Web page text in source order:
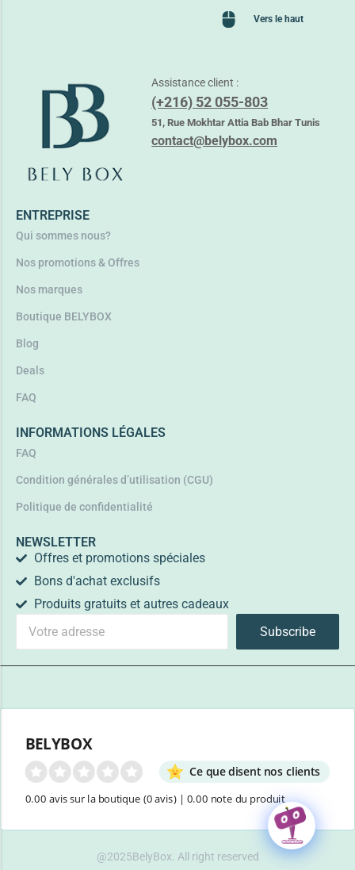
ALANIA HUILE SECHE PAILLETEE 60ML
TND 31,900TND
Ajouter au panier
Vers le haut
Assistance client :
(+216) 52 055-803
51, Rue Mokhtar Attia Bab Bhar Tunis
contact@belybox.com
ENTREPRISE
Qui sommes nous?
Nos promotions & Offres
Nos marques
Boutique BELYBOX
Blog
Deals
FAQ
INFORMATIONS LÉGALES
FAQ
Condition générales d’utilisation (CGU)
Politique de confidentialité
NEWSLETTER
Offres et promotions spéciales
Bons d'achat exclusifs
Produits gratuits et autres cadeaux
Subscribe
BELYBOX
Ce que disent nos clients
0.00 avis sur la boutique (0 avis)| 0.00 note du produit
@2025BelyBox. All right reserved